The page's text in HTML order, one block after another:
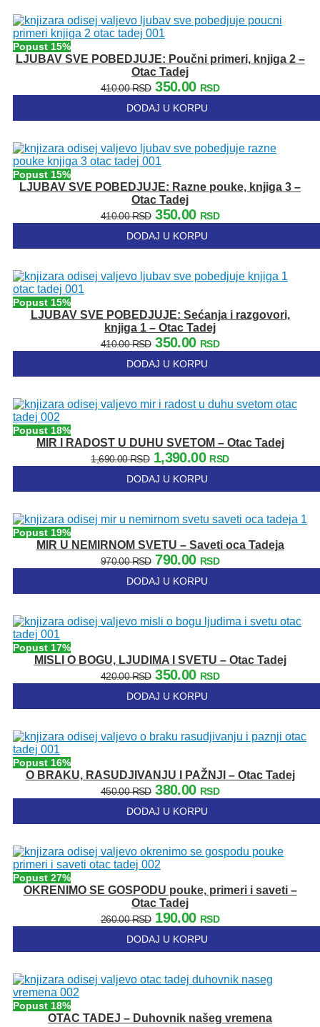
1,155.00 RSD.
Popust 15%
LJUBAV SVE POBEDJUJE: Poučni primeri, knjiga 2 –
Otac Tadej
410.00RSD Originalna
cena
je
410.00 RSD.
350.00 RSDTrenutna
je:
DODAJ U KORPU
Popust 15%
LJUBAV SVE POBEDJUJE: Razne pouke, knjiga 3 –
Otac Tadej
410.00RSD Originalna
cena
je
410.00 RSD.
350.00 RSDTrenutna
je:
DODAJ U KORPU
Popust 15%
LJUBAV SVE POBEDJUJE: Sećanja i razgovori,
knjiga 1 – Otac Tadej
410.00RSD Originalna
cena
je
410.00 RSD.
350.00 RSDTrenutna
je:
DODAJ U KORPU
Popust 18%
MIR I RADOST U DUHU SVETOM – Otac Tadej
1,690.00RSD Originalna
cena
je
1,690.00 RSD.
1,390.00 RSDTrenutna
je:
DODAJ U KORPU
Popust 19%
MIR U NEMIRNOM SVETU – Saveti oca Tadeja
970.00RSD Originalna
cena
je
970.00 RSD.
790.00 RSDTrenutna
je:
DODAJ U KORPU
Popust 17%
MISLI O BOGU, LJUDIMA I SVETU – Otac Tadej
420.00RSD Originalna
cena
je
420.00 RSD.
350.00 RSDTrenutna
je:
DODAJ U KORPU
Popust 16%
O BRAKU, RASUDJIVANJU I PAŽNJI – Otac Tadej
450.00RSD Originalna
cena
je
450.00 RSD.
380.00 RSDTrenutna
je:
DODAJ U KORPU
Popust 27%
OKRENIMO SE GOSPODU pouke, primeri i saveti –
Otac Tadej
260.00RSD Originalna
cena
je
260.00 RSD.
190.00 RSDTrenutna
je:
DODAJ U KORPU
Popust 18%
OTAC TADEJ – Duhovnik našeg vremena